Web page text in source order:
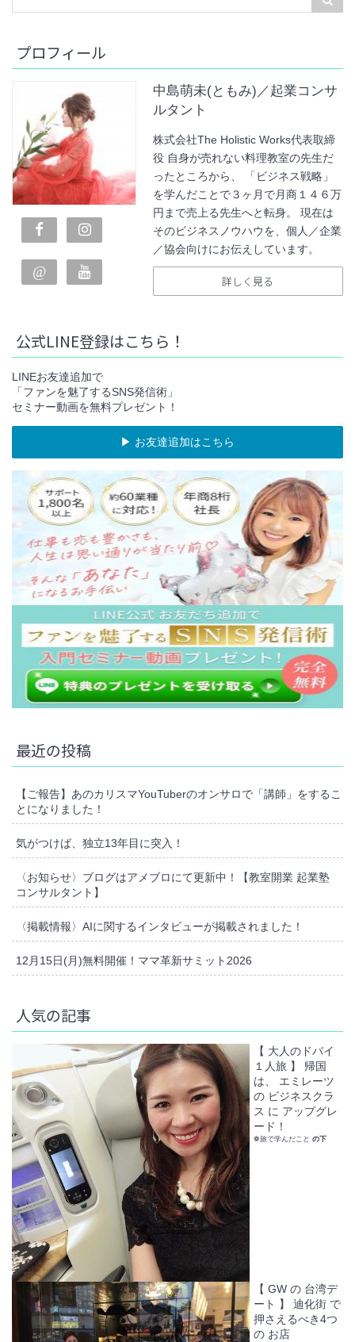
プロフィール
中島萌未(ともみ)／起業コンサ
ルタント
株式会社The Holistic Works代表取締
役 自身が売れない料理教室の先生だ
ったところから、 「ビジネス戦略」
を学んだことで３ヶ月で月商１４６万
円まで売上る先生へと転身。 現在は
そのビジネスノウハウを、個人／企業
／協会向けにお伝えしています。
詳しく見る
公式LINE登録はこちら！
LINEお友達追加で
「ファンを魅了するSNS発信術」
セミナー動画を無料プレゼント！
▶︎ お友達追加はこちら
最近の投稿
【ご報告】あのカリスマYouTuberのオンサロで「講師」をするこ
とになりました！
気がつけば、独立13年目に突入！
〈お知らせ〉ブログはアメブロにて更新中！【教室開業 起業塾
コンサルタント】
〈掲載情報〉AIに関するインタビューが掲載されました！
12月15日(月)無料開催！ママ革新サミット2026
人気の記事
【 大人のドバイ
１人旅 】 帰国
は、 エミレーツ
の ビジネスクラ
ス に アップグレ
ード！
❁旅で学んだこと の下
【 GW の 台湾デ
ート 】 迪化街 で
押さえるべき4つ
の お店